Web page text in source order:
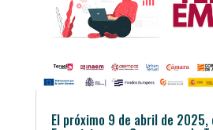
El próximo 9 de abril de 2025,